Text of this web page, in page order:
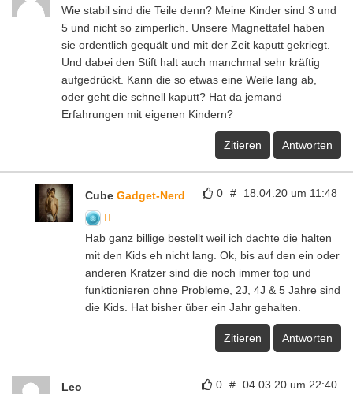
Wie stabil sind die Teile denn? Meine Kinder sind 3 und
5 und nicht so zimperlich. Unsere Magnettafel haben
sie ordentlich gequält und mit der Zeit kaputt gekriegt.
Und dabei den Stift halt auch manchmal sehr kräftig
aufgedrückt. Kann die so etwas eine Weile lang ab,
oder geht die schnell kaputt? Hat da jemand
Erfahrungen mit eigenen Kindern?
Zitieren Antworten
0 # 18.04.20 um 11:48
Cube Gadget-Nerd
Hab ganz billige bestellt weil ich dachte die halten
mit den Kids eh nicht lang. Ok, bis auf den ein oder
anderen Kratzer sind die noch immer top und
funktionieren ohne Probleme, 2J, 4J & 5 Jahre sind
die Kids. Hat bisher über ein Jahr gehalten.
Zitieren Antworten
0 # 04.03.20 um 22:40
Leo